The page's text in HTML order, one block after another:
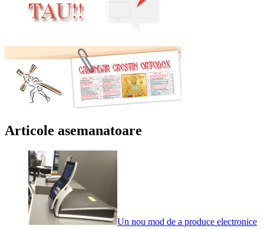
Articole asemanatoare
Un nou mod de a produce electronice